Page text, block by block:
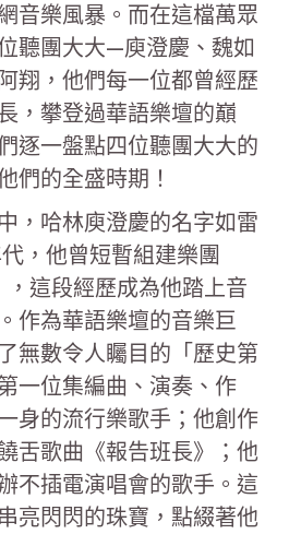
音樂風暴。而在這檔萬眾
聽團大大—庾澄慶、魏如
翔，他們每一位都曾經歷
，攀登過華語樂壇的巔
逐一盤點四位聽團大大的
們的全盛時期！
，哈林庾澄慶的名字如雷
，他曾短暫組建樂團
，這段經歷成為他踏上音
作為華語樂壇的音樂巨
無數令人矚目的「歷史第
一位集編曲、演奏、作
身的流行樂歌手；他創作
舌歌曲《報告班長》；他
不插電演唱會的歌手。這
亮閃閃的珠寶，點綴著他